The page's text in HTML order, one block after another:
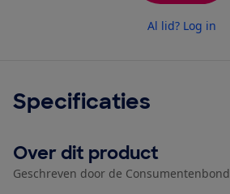
Al lid? Log in
Specificaties
Over dit product
Geschreven door de Consumentenbond